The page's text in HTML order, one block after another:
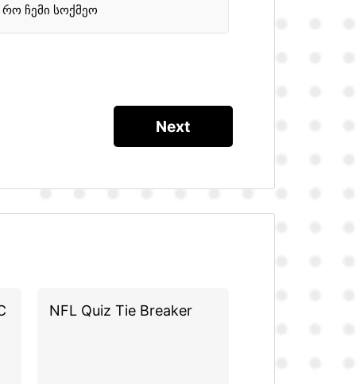
ჩემი სოქმეო
NFL Quiz Tie Breaker